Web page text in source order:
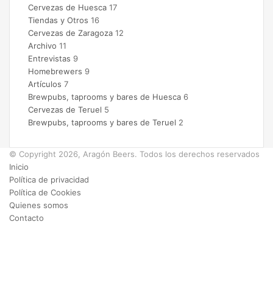
Cervezas de Huesca 17
Tiendas y Otros 16
Cervezas de Zaragoza 12
Archivo 11
Entrevistas 9
Homebrewers 9
Artículos 7
Brewpubs, taprooms y bares de Huesca 6
Cervezas de Teruel 5
Brewpubs, taprooms y bares de Teruel 2
© Copyright 2026, Aragón Beers. Todos los derechos reservados
Inicio
Política de privacidad
Política de Cookies
Quienes somos
Contacto